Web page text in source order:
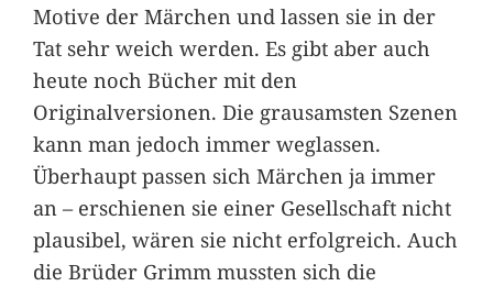
Motive der Märchen und lassen sie in der
Tat sehr weich werden. Es gibt aber auch
heute noch Bücher mit den
Originalversionen. Die grausamsten Szenen
kann man jedoch immer weglassen.
Überhaupt passen sich Märchen ja immer
an – erschienen sie einer Gesellschaft nicht
plausibel, wären sie nicht erfolgreich. Auch
die Brüder Grimm mussten sich die